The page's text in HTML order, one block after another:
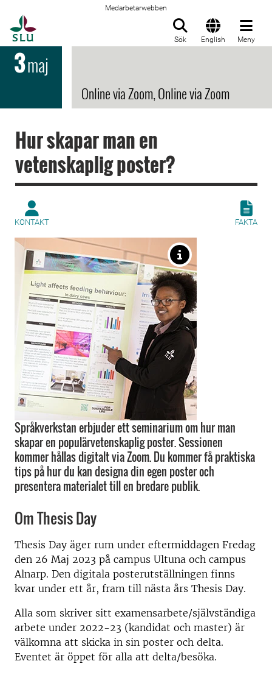
Medarbetarwebben
Sök English Meny
3maj
Online via Zoom, Online via Zoom
Hur skapar man en
vetenskaplig poster?
KONTAKT FAKTA
Språkverkstan erbjuder ett seminarium om hur man
skapar en populärvetenskaplig poster. Sessionen
kommer hållas digitalt via Zoom. Du kommer få praktiska
tips på hur du kan designa din egen poster och
presentera materialet till en bredare publik.
Om Thesis Day
Thesis Day äger rum under eftermiddagen Fredag
den 26 Maj 2023 på campus Ultuna och campus
Alnarp. Den digitala posterutställningen finns
kvar under ett år, fram till nästa års Thesis Day.
Alla som skriver sitt examensarbete/självständiga
arbete under 2022-23 (kandidat och master) är
välkomna att skicka in sin poster och delta.
Eventet är öppet för alla att delta/besöka.